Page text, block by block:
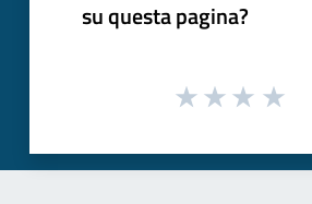
su questa pagina?